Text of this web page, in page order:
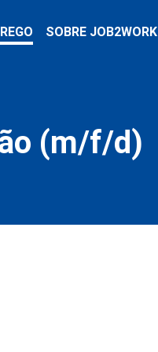
SOBRE JOB2WORK
(m/f/d)